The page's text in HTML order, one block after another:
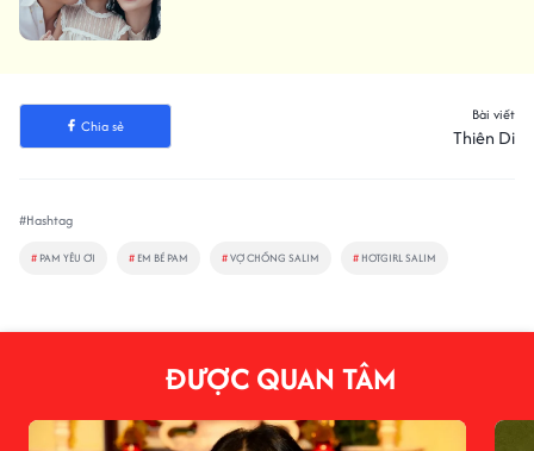
Chia sẻ
Bài viết
Thiên Di
#Hashtag
# PAM YÊU ƠI # EM BÉ PAM #VỢ CHỒNG SALIM # HOTGIRL SALIM
ĐƯỢC QUAN TÂM